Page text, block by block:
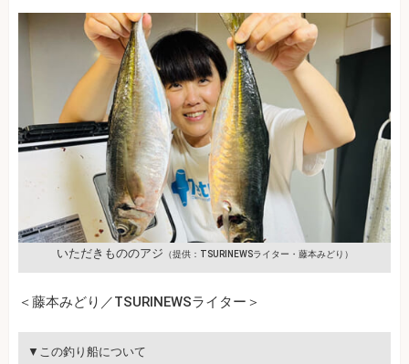
いただきもののアジ （提供：TSURINEWSライター・藤本みどり）
＜藤本みどり／TSURINEWSライター＞
▼この釣り船について